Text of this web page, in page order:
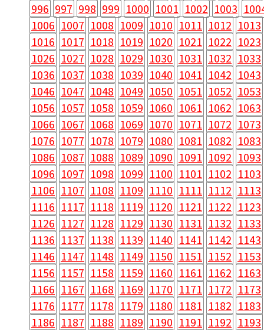
996 997 998 999 1000 1001 1002 1003
1006 1007 1008 1009 1010 1011 1012 1013
1016 1017 1018 1019 1020 1021 1022 1023
1026 1027 1028 1029 1030 1031 1032 1033
1036 1037 1038 1039 1040 1041 1042 1043
1046 1047 1048 1049 1050 1051 1052 1053
1056 1057 1058 1059 1060 1061 1062 1063
1066 1067 1068 1069 1070 1071 1072 1073
1076 1077 1078 1079 1080 1081 1082 1083
1086 1087 1088 1089 1090 1091 1092 1093
1096 1097 1098 1099 1100 1101 1102 1103
1106 1107 1108 1109 1110 1111 1112 1113
1116 1117 1118 1119 1120 1121 1122 1123
1126 1127 1128 1129 1130 1131 1132 1133
1136 1137 1138 1139 1140 1141 1142 1143
1146 1147 1148 1149 1150 1151 1152 1153
1156 1157 1158 1159 1160 1161 1162 1163
1166 1167 1168 1169 1170 1171 1172 1173
1176 1177 1178 1179 1180 1181 1182 1183
1186 1187 1188 1189 1190 1191 1192 1193